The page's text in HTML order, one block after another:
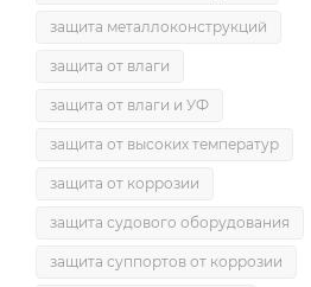
защита металлоконструкций
защита от влаги
защита от влаги и УФ
защита от высоких температур
защита от коррозии
защита судового оборудования
защита суппортов от коррозии